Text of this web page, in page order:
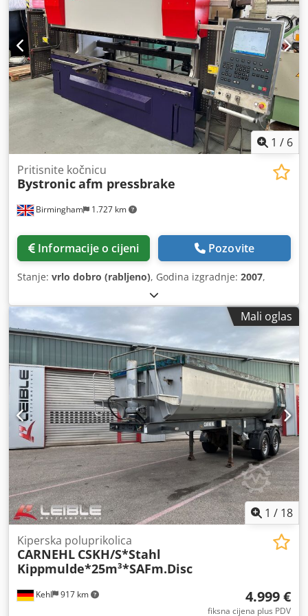
1 / 6
Birmingham 1.727 km
Pritisnite kočnicu
Bystronicafm pressbrake
Informacije o cijeni Pozovite
Stanje: vrlo dobro (rabljeno), Godina izgradnje: 2007,
Mali oglas
1 / 18
Kehl 917 km
Kiperska poluprikolica
CARNEHL CSKH/S*Stahl
Kippmulde*25m³*SAFm.Disc
4.999 €
fiksna cijena plus PDV